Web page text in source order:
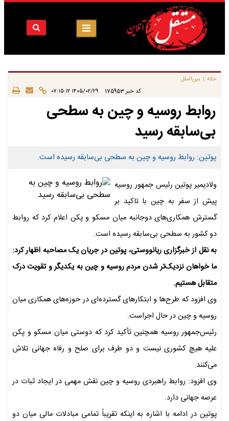
خانه | بین‌الملل
کد خبر 175953 ۱۴۰۵/۰۲/۲۹ ۰۷:۱۵:۱۲
روابط روسیه و چین به سطحی
بی‌سابقه رسید
پوتین: روابط روسیه و چین به سطحی بی‌سابقه رسیده است.
ولادیمیر پوتین رئیس جمهور روسیه
پیش از سفر به چین با تاکید بر
گسترش همکاری‌های دوجانبه میان مسکو و پکن اعلام کرد که روابط
دو کشور به سطحی بی‌سابقه رسیده است.
به نقل از خبرگزاری ریانووستی، پوتین در جریان یک مصاحبه اظهار کرد:
ما خواهان نزدیک‌تر شدن مردم روسیه و چین به یکدیگر و تقویت درک
متقابل هستیم.
وی افزود که طرح‌ها و ابتکارهای گسترده‌ای در حوزه‌های همکاری میان
روسیه و چین در حال اجراست.
رئیس‌جمهور روسیه همچنین تأکید کرد که دوستی میان مسکو و پکن
علیه هیچ کشوری نیست و دو طرف برای صلح و رفاه جهانی تلاش
می‌کنند.
وی افزود: روابط راهبردی روسیه و چین نقش مهمی در ایجاد ثبات در
عرصه جهانی دارد.
پوتین در ادامه با اشاره به اینکه تقریباً تمامی مبادلات مالی میان دو